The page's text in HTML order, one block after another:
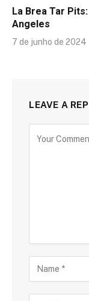
La Brea Tar
Angeles
7 de junho de 2024
LEAVE A